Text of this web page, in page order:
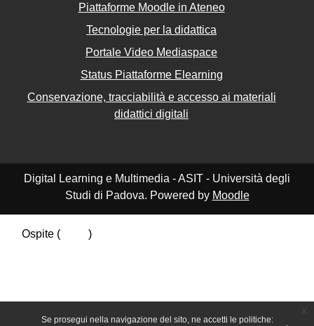
Se prosegui nella navigazione del sito, ne accetti le politiche:
Piattaforme Moodle in Ateneo
Tecnologie per la didattica
Portale Video Mediaspace
Status Piattaforme Elearning
Conservazione, tracciabilità e accesso ai materiali
didattici digitali
Digital Learning e Multimedia - ASIT - Università degli
Studi di Padova. Powered by Moodle
Ospite (
)